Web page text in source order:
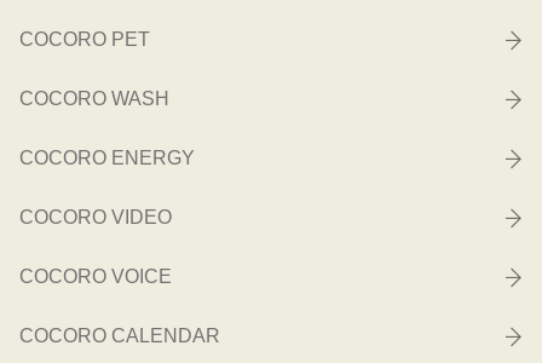
COCORO PET
COCORO WASH
COCORO ENERGY
COCORO VIDEO
COCORO VOICE
COCORO CALENDAR